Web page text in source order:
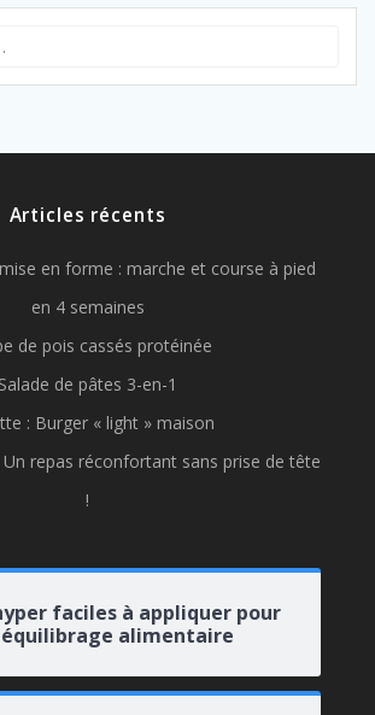
:
Articles récents
en forme : marche et course à pied
en 4 semaines
de pois cassés protéinée
Salade de pâtes 3-en-1
: Burger « light » maison
repas réconfortant sans prise de tête
!
faciles à appliquer pour
alimentaire